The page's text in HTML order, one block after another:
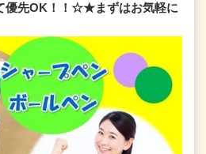
先OK！！☆★まずはお気軽に